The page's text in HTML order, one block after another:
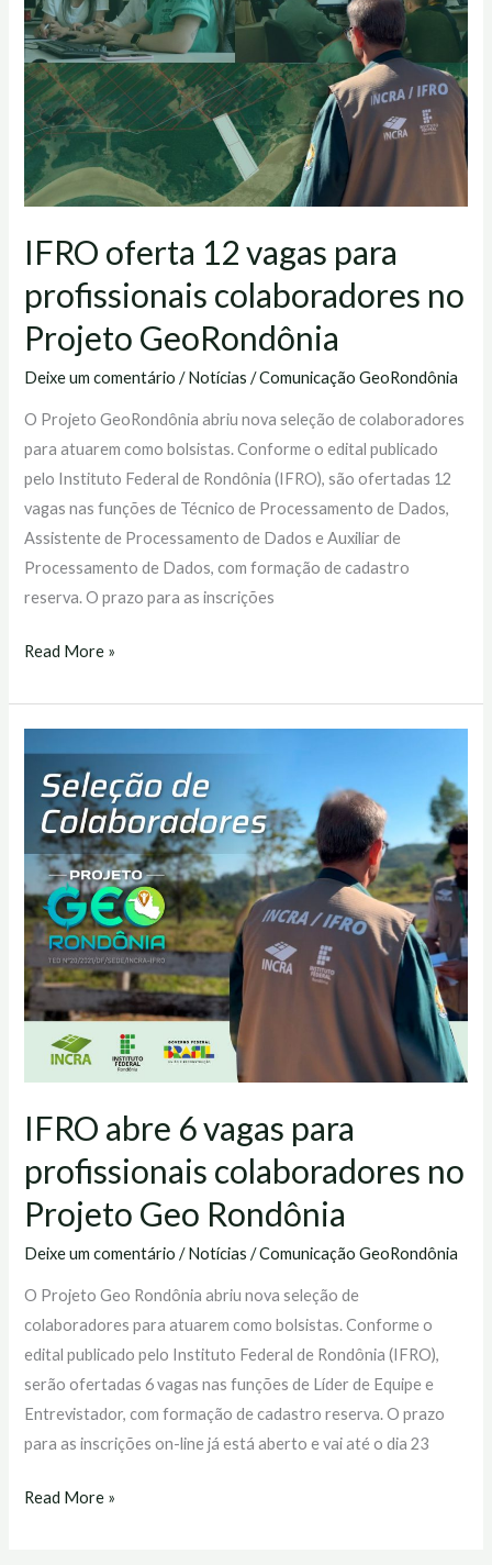
IFRO oferta 12 vagas para
profissionais colaboradores no
Projeto GeoRondônia
Deixe um comentário /Notícias /Comunicação GeoRondônia
O Projeto GeoRondônia abriu nova seleção de colaboradores
para atuarem como bolsistas. Conforme o edital publicado
pelo Instituto Federal de Rondônia (IFRO), são ofertadas 12
vagas nas funções de Técnico de Processamento de Dados,
Assistente de Processamento de Dados e Auxiliar de
Processamento de Dados, com formação de cadastro
reserva. O prazo para as inscrições
vagas
para
profissionais
colaboradores
no
Projeto
GeoRondônia
Read More »
IFRO abre 6 vagas para
profissionais colaboradores no
Projeto Geo Rondônia
Deixe um comentário /Notícias /Comunicação GeoRondônia
O Projeto Geo Rondônia abriu nova seleção de
colaboradores para atuarem como bolsistas. Conforme o
edital publicado pelo Instituto Federal de Rondônia (IFRO),
serão ofertadas 6 vagas nas funções de Líder de Equipe e
Entrevistador, com formação de cadastro reserva. O prazo
para as inscrições on-line já está aberto e vai até o dia 23
abre
vagas
para
profissionais
colaboradores
no
Projeto
Geo
Rondônia
Read More »